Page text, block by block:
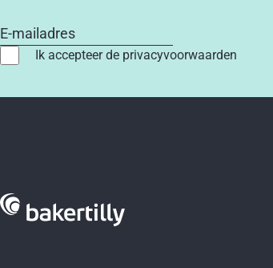
E-mailadres
Ik accepteer de privacyvoorwaarden